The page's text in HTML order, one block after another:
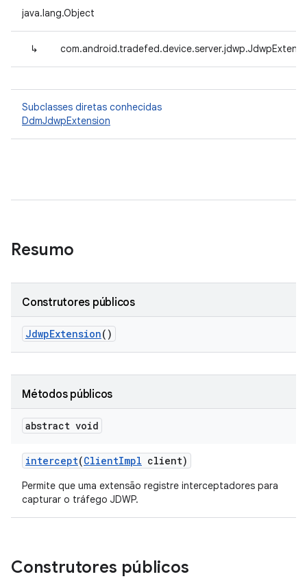
java.lang.Object
↳
Subclasses diretas conhecidas
DdmJdwpExtension
Resumo
Construtores públicos
JdwpExtension()
Métodos públicos
abstract void
intercept(ClientImpl client)
Permite que uma extensão registre interceptadores para
capturar o tráfego JDWP.
Construtores públicos